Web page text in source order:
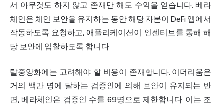
서 아무것도 하지 않고 존재만 해도 수익을 얻습니다. 베라
체인은 체인 보안을 유지하는 동안 해당 자본이 DeFi 앱에서
작동하도록 요청하고, 애플리케이션이 인센티브를 통해 해
당 보안에 입찰하도록 합니다.
탈중앙화에는 고려해야 할 비용이 존재합니다. 이더리움은
거의 백만 명에 달하는 검증인에 의해 보안이 유지되는 반
면, 베라체인은 검증인 수를 69명으로 제한합니다. 이는 조